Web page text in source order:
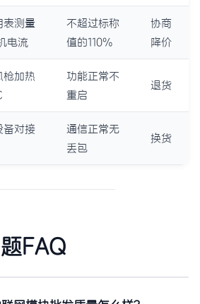
表测量
电流
不超过标称
值的110%
协商
降价
枪加热
功能正常不
重启
退货
备对接
通信正常无
丢包
换货
FAQ